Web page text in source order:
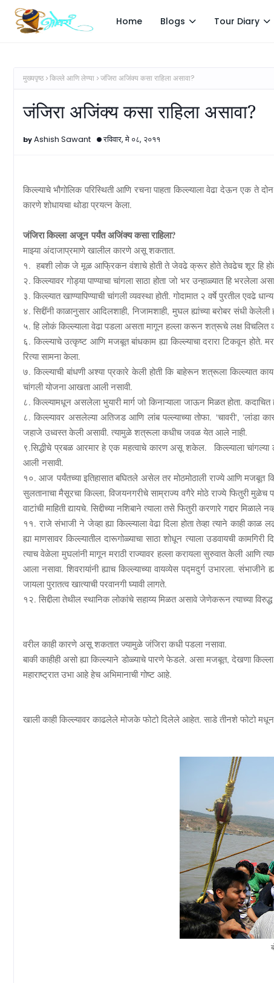
Home Blogs Tour Diary
मुख्यपृष्ठ किल्ले आणि लेण्या जंजिरा अजिंक्य कसा राहिला असावा?
जंजिरा अजिंक्य कसा राहिला असावा?
Ashish Sawant रविवार, मे ०८, २०११
किल्ल्याचे भौगोलिक परिस्थिती आणि रचना पाहता किल्ल्याला वेढा देऊन एक ते
कारणे शोधायचा थोडा प्रयत्न केला.
जंजिरा किल्ला अजून पर्यंत अजिंक्य कसा राहिला?
माझ्या अंदाजाप्रमाणे खालील कारणे असू शकतात.
१. हबशी लोक जे मूळ आफ्रिकन वंशाचे होती ते जेवढे क्रूर होते तेवढेच शूर हि
२. किल्ल्यावर गोड्या पाण्याचा चांगला साठा होता जो भर उन्हाळ्यात हि भरलेला
३. किल्ल्यात खाण्यापिण्याची चांगली व्यवस्था होती. गोदामात २ वर्षे पुरतील एवढे
४. सिद्दींनी काळानुसार आदिलशाही, निजामशाही, मुघल ह्यांच्या बरोबर संधी केलेली
५. हि लोकं किल्ल्याला वेढा पडला असता मागून हल्ला करून शत्रूचे लक्ष
६. किल्ल्याचे उत्कृष्ट आणि मजबूत बांधकाम ह्या किल्ल्याचा दरारा टिकवून होते.
रित्या सामना केला.
७. किल्ल्याची बांधणी अश्या प्रकारे केली होती कि बाहेरून शत्रूला किल्ल्यात
चांगली योजना आखता आली नसावी.
८. किल्ल्यामधून असलेला भुयारी मार्ग जोकिनाऱ्याला जाऊन मिळत होता. कदाचित
८. किल्ल्यावर असलेल्या अतिजड आणि लांब पल्ल्याच्या तोफा. 'चावरी', 'लांडा
जहाजे उध्वस्त केली असावी. त्यामुळे शत्रूला कधीच जवळ येत आले नाही.
९.सिद्धीचे प्रबळ आरमार हे एक महत्वाचे कारण असू शकेल.
किल्ल्याला
आली नसावी.
१०. आज पर्यंतच्या इतिहासात बघितले असेल तर मोठमोठाली राज्ये आणि
सुलतानाचा मैसूरचा किल्ला, विजयनगरीचे साम्राज्य वगैरे मोठे राज्ये फितुरी
वाटांची माहिती द्यायचे. सिद्दीच्या नशिबाने त्याला तसे फितुरी करणारे गद्दार
११. राजे संभाजी ने जेव्हा ह्या किल्ल्याला वेढा दिला होता तेव्हा त्याने काही
ह्या माणसावर किल्ल्यातील दारूगोळ्याचा साठा शोधून त्याला उडवायची
त्याच वेळेला मुघलांनी मागून मराठी राज्यावर हल्ला करायला सुरुवात केली आणि
आला नसावा. शिवरायांनी ह्याच किल्ल्याच्या वायव्येस पद्मदुर्ग उभारला.
जायला पुरातत्व खात्याची परवानगी घ्यावी लागते.
१२. सिद्दीला तेथील स्थानिक लोकांचे सहाय्य मिळत असावे जेणेकरून त्याच्या विरुद्ध
वरील काही कारणे असू शकतात ज्यामुळे जंजिरा कधी पडला नसावा.
बाकी काहीही असो ह्या किल्ल्याने डोळ्याचे पारणे फेडले. असा मजबूत, देखणा
महाराष्ट्रात उभा आहे हेच अभिमानाची गोष्ट आहे.
खाली काही किल्ल्यावर काढलेले मोजके फोटो दिलेले आहेत. साडे तीनशे फोटो